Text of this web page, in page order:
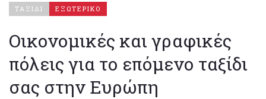
ΤΑΞΙΔΙ ΕΞΩΤΕΡΙΚΟ
Οικονομικές και γραφικές
πόλεις για το επόμενο ταξίδι
σας στην Ευρώπη